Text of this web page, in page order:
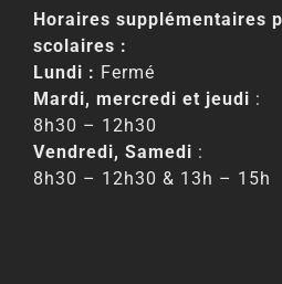
Horaires supplémentaires
scolaires :
Lundi : Fermé
Mardi, mercredi et jeudi :
8h30 – 12h30
Vendredi, Samedi :
8h30 – 12h30 & 13h – 15h